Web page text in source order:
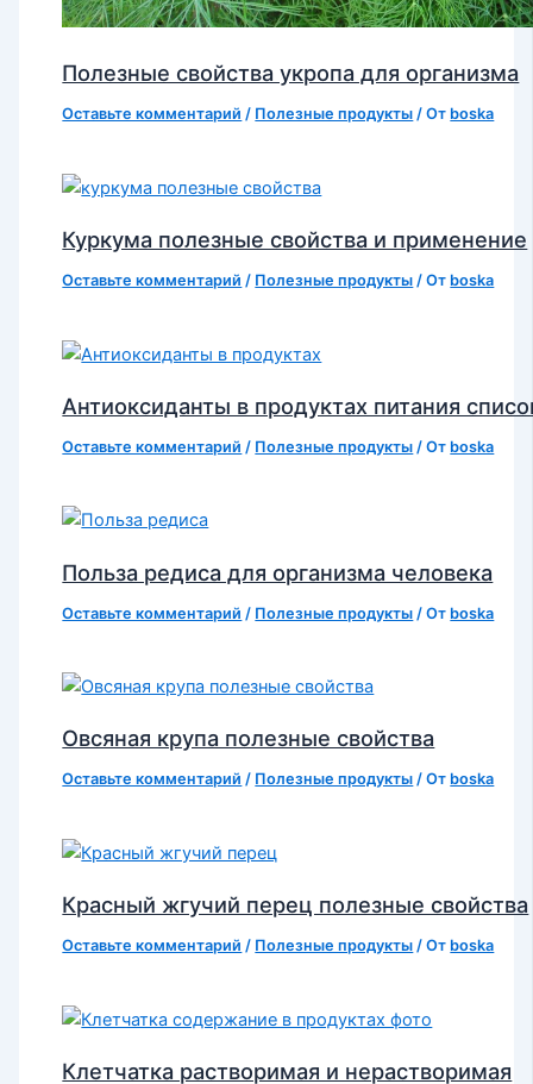
Полезные свойства укропа для организма
Оставьте комментарий / Полезные продукты / От boska
Куркума полезные свойства и применение
Оставьте комментарий / Полезные продукты / От boska
Антиоксиданты в продуктах питания
Оставьте комментарий / Полезные продукты / От boska
Польза редиса для организма человека
Оставьте комментарий / Полезные продукты / От boska
Овсяная крупа полезные свойства
Оставьте комментарий / Полезные продукты / От boska
Красный жгучий перец полезные свойства
Оставьте комментарий / Полезные продукты / От boska
Клетчатка растворимая и нерастворимая